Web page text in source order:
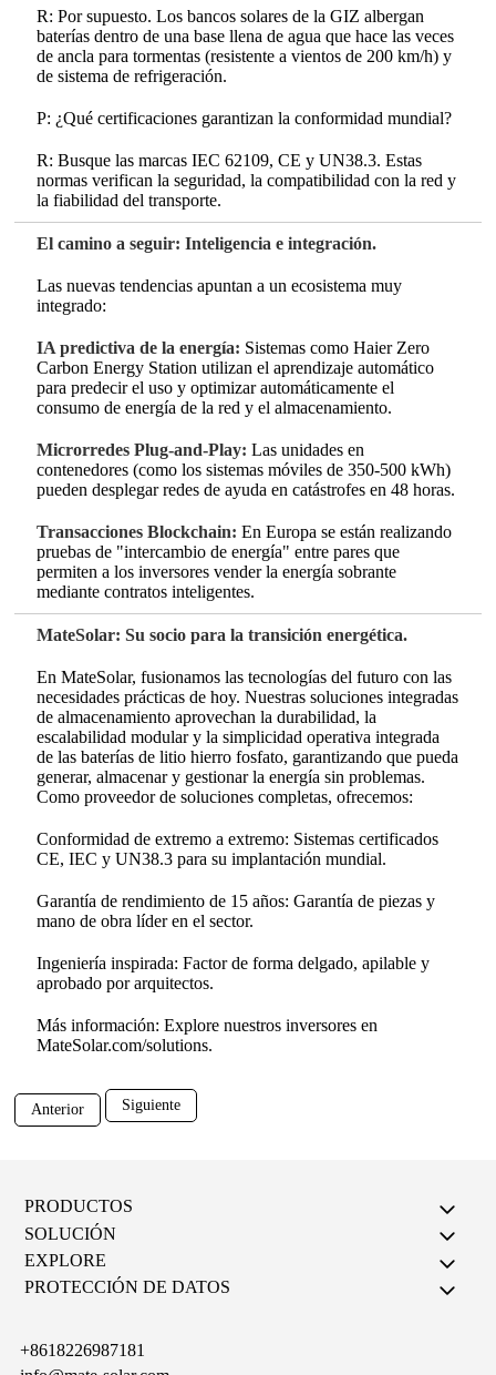
R: Por supuesto. Los bancos solares de la GIZ albergan
baterías dentro de una base llena de agua que hace las veces
de ancla para tormentas (resistente a vientos de 200 km/h) y
de sistema de refrigeración.
P: ¿Qué certificaciones garantizan la conformidad mundial?
R: Busque las marcas IEC 62109, CE y UN38.3. Estas
normas verifican la seguridad, la compatibilidad con la red y
la fiabilidad del transporte.
El camino a seguir: Inteligencia e integración.
Las nuevas tendencias apuntan a un ecosistema muy
integrado:
IA predictiva de la energía: Sistemas como Haier Zero
Carbon Energy Station utilizan el aprendizaje automático
para predecir el uso y optimizar automáticamente el
consumo de energía de la red y el almacenamiento.
Microrredes Plug-and-Play: Las unidades en
contenedores (como los sistemas móviles de 350-500 kWh)
pueden desplegar redes de ayuda en catástrofes en 48 horas.
Transacciones Blockchain: En Europa se están realizando
pruebas de "intercambio de energía" entre pares que
permiten a los inversores vender la energía sobrante
mediante contratos inteligentes.
MateSolar: Su socio para la transición energética.
En MateSolar, fusionamos las tecnologías del futuro con las
necesidades prácticas de hoy. Nuestras soluciones integradas
de almacenamiento aprovechan la durabilidad, la
escalabilidad modular y la simplicidad operativa integrada
de las baterías de litio hierro fosfato, garantizando que pueda
generar, almacenar y gestionar la energía sin problemas.
Como proveedor de soluciones completas, ofrecemos:
Conformidad de extremo a extremo: Sistemas certificados
CE, IEC y UN38.3 para su implantación mundial.
Garantía de rendimiento de 15 años: Garantía de piezas y
mano de obra líder en el sector.
Ingeniería inspirada: Factor de forma delgado, apilable y
aprobado por arquitectos.
Más información: Explore nuestros inversores en
MateSolar.com/solutions.
Anterior Siguiente
PRODUCTOS
SOLUCIÓN
EXPLORE
PROTECCIÓN DE DATOS
+8618226987181